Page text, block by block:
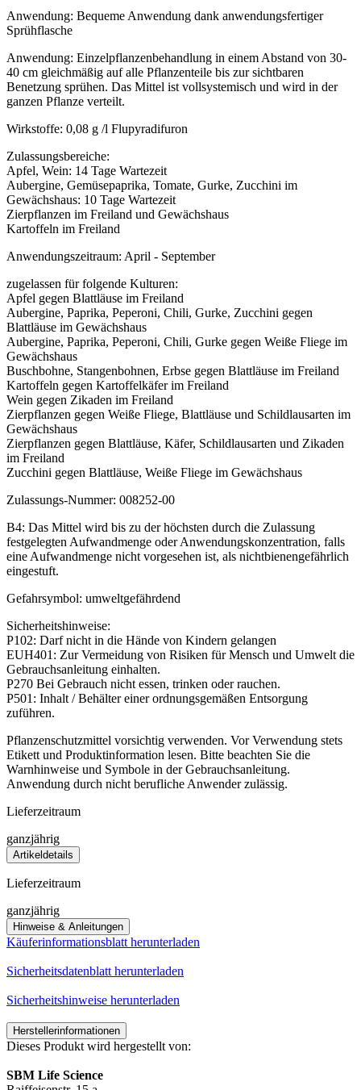
Anwendung: Bequeme Anwendung dank anwendungsfertiger
Sprühflasche
Anwendung: Einzelpflanzenbehandlung in einem Abstand von 30-
40 cm gleichmäßig auf alle Pflanzenteile bis zur sichtbaren
Benetzung sprühen. Das Mittel ist vollsystemisch und wird in der
ganzen Pflanze verteilt.
Wirkstoffe: 0,08 g /l Flupyradifuron
Zulassungsbereiche:
Apfel, Wein: 14 Tage Wartezeit
Aubergine, Gemüsepaprika, Tomate, Gurke, Zucchini im
Gewächshaus: 10 Tage Wartezeit
Zierpflanzen im Freiland und Gewächshaus
Kartoffeln im Freiland
Anwendungszeitraum: April - September
zugelassen für folgende Kulturen:
Apfel gegen Blattläuse im Freiland
Aubergine, Paprika, Peperoni, Chili, Gurke, Zucchini gegen
Blattläuse im Gewächshaus
Aubergine, Paprika, Peperoni, Chili, Gurke gegen Weiße Fliege im
Gewächshaus
Buschbohne, Stangenbohnen, Erbse gegen Blattläuse im Freiland
Kartoffeln gegen Kartoffelkäfer im Freiland
Wein gegen Zikaden im Freiland
Zierpflanzen gegen Weiße Fliege, Blattläuse und Schildlausarten im
Gewächshaus
Zierpflanzen gegen Blattläuse, Käfer, Schildlausarten und Zikaden
im Freiland
Zucchini gegen Blattläuse, Weiße Fliege im Gewächshaus
Zulassungs-Nummer: 008252-00
B4: Das Mittel wird bis zu der höchsten durch die Zulassung
festgelegten Aufwandmenge oder Anwendungskonzentration, falls
eine Aufwandmenge nicht vorgesehen ist, als nichtbienengefährlich
eingestuft.
Gefahrsymbol: umweltgefährdend
Sicherheitshinweise:
P102: Darf nicht in die Hände von Kindern gelangen
EUH401: Zur Vermeidung von Risiken für Mensch und Umwelt die
Gebrauchsanleitung einhalten.
P270 Bei Gebrauch nicht essen, trinken oder rauchen.
P501: Inhalt / Behälter einer ordnungsgemäßen Entsorgung
zuführen.
Pflanzenschutzmittel vorsichtig verwenden. Vor Verwendung stets
Etikett und Produktinformation lesen. Bitte beachten Sie die
Warnhinweise und Symbole in der Gebrauchsanleitung.
Anwendung durch nicht berufliche Anwender zulässig.
Lieferzeitraum
ganzjährig
Artikeldetails
Lieferzeitraum
ganzjährig
Hinweise & Anleitungen
Käuferinformationsblatt herunterladen
Sicherheitsdatenblatt herunterladen
Sicherheitshinweise herunterladen
Herstellerinformationen
Dieses Produkt wird hergestellt von:
SBM Life Science